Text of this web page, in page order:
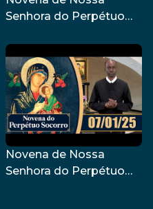
Senhora do Perpétuo
Novena de Nossa
Senhora do Perpétuo